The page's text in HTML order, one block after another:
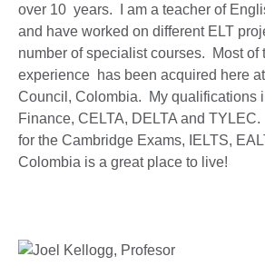
over 10 years. I am a teacher of
and have worked on different ELT
number of specialist courses. Most of
experience has been acquired here
Council, Colombia. My qualifications
Finance, CELTA, DELTA and
for the Cambridge Exams, IELTS,
Colombia is a great place to live!